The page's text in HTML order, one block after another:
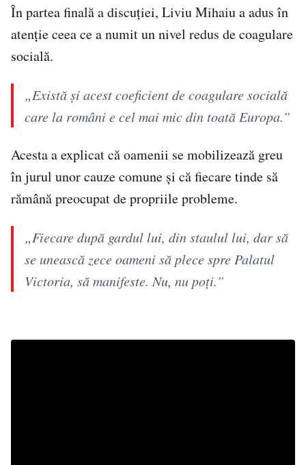
În partea finală a discuției, Liviu Mihaiu a adus în
atenție ceea ce a numit un nivel redus de coagulare
socială.
„Există și acest coeficient de coagulare socială
care la români e cel mai mic din toată Europa.”
Acesta a explicat că oamenii se mobilizează greu
în jurul unor cauze comune și că fiecare tinde să
rămână preocupat de propriile probleme.
„Fiecare după gardul lui, din staulul lui, dar să
se unească zece oameni să plece spre Palatul
Victoria, să manifeste. Nu, nu poți.”